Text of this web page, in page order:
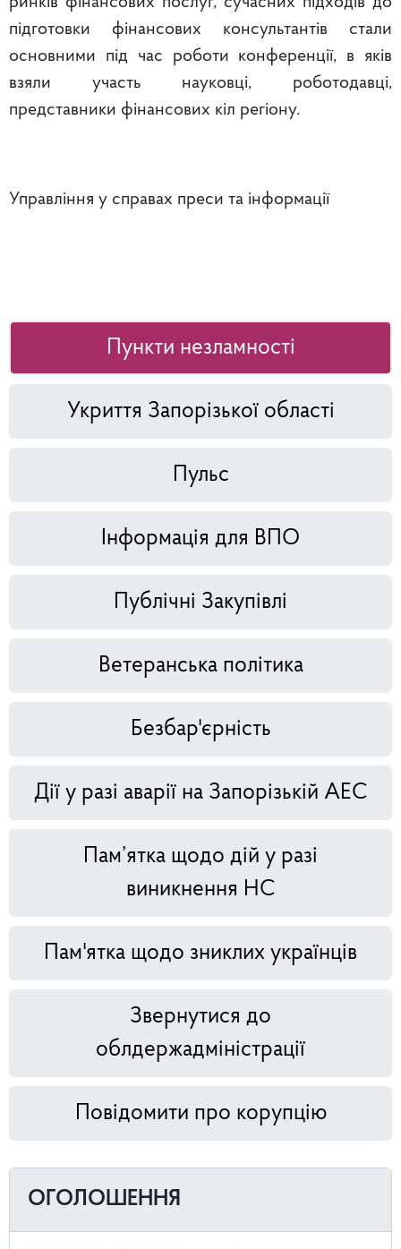
підготовки фінансових консультантів стали
основними під час роботи конференції, в яків
взяли участь науковці, роботодавці,
представники фінансових кіл регіону.
Управління у справах преси та інформації
Пункти незламності
Укриття Запорізької області
Пульс
Інформація для ВПО
Публічні Закупівлі
Ветеранська політика
Безбар'єрність
Дії у разі аварії на Запорізькій АЕС
Пам’ятка щодо дій у разі
виникнення НС
Пам'ятка щодо зниклих українців
Звернутися до
облдержадміністрації
Повідомити про корупцію
ОГОЛОШЕННЯ